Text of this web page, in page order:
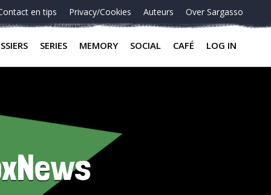
en tips Privacy/Cookies Auteurs Over Sargasso
SERIES MEMORY SOCIAL CAFÉ LOG IN